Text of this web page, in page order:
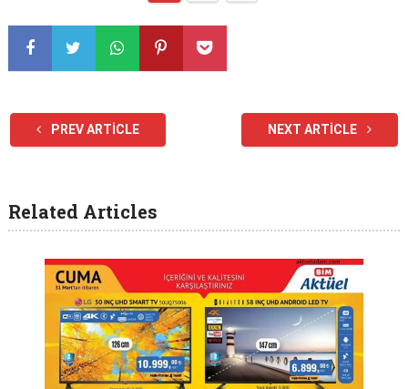
PREV ARTICLE NEXT ARTICLE
Related Articles